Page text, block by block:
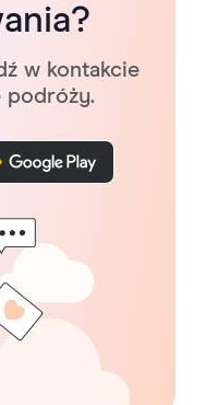
w kontakcie
podróży.